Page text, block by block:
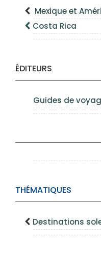
Mexique et
Costa Rica
ÉDITEURS
Guides de
THÉMATIQUES
Destinations